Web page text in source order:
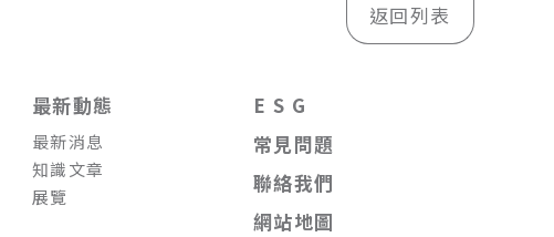
返回列表
最新動態
最新消息
知識文章
展覽
E S G
常見問題
聯絡我們
網站地圖